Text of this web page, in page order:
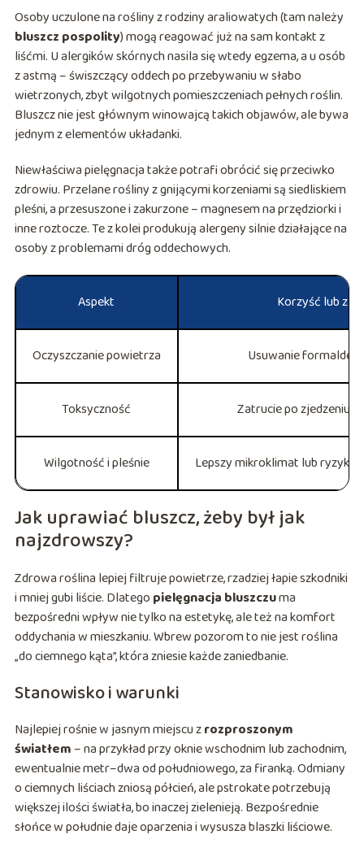
Osoby uczulone na rośliny z rodziny araliowatych (tam należy
bluszcz pospolity) mogą reagować już na sam kontakt z
liśćmi. U alergików skórnych nasila się wtedy egzema, a u osób
z astmą – świszczący oddech po przebywaniu w słabo
wietrzonych, zbyt wilgotnych pomieszczeniach pełnych roślin.
Bluszcz nie jest głównym winowajcą takich objawów, ale bywa
jednym z elementów układanki.
Niewłaściwa pielęgnacja także potrafi obrócić się przeciwko
zdrowiu. Przelane rośliny z gnijącymi korzeniami są siedliskiem
pleśni, a przesuszone i zakurzone – magnesem na przędziorki i
inne roztocze. Te z kolei produkują alergeny silnie działające na
osoby z problemami dróg oddechowych.
Aspekt Korzyść lub
Oczyszczanie powietrza Usuwanie
Toksyczność Zatrucie po zjedzeniu
Wilgotność i pleśnie Lepszy mikroklimat lub ryzyko
Jak uprawiać bluszcz, żeby był jak
najzdrowszy?
Zdrowa roślina lepiej filtruje powietrze, rzadziej łapie szkodniki
i mniej gubi liście. Dlatego pielęgnacja bluszczuma
bezpośredni wpływ nie tylko na estetykę, ale też na komfort
oddychania w mieszkaniu. Wbrew pozorom to nie jest roślina
„do ciemnego kąta”, która zniesie każde zaniedbanie.
Stanowisko i warunki
Najlepiej rośnie w jasnym miejscu zrozproszonym
światłem – na przykład przy oknie wschodnim lub zachodnim,
ewentualnie metr–dwa od południowego, za firanką. Odmiany
o ciemnych liściach zniosą półcień, ale pstrokate potrzebują
większej ilości światła, bo inaczej zielenieją. Bezpośrednie
słońce w południe daje oparzenia i wysusza blaszki liściowe.